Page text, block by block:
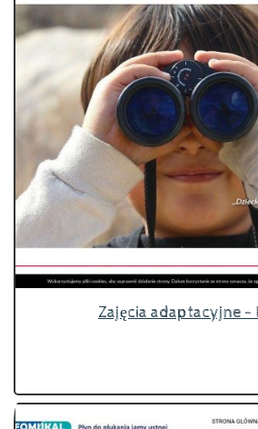
Zajęcia adaptacyjne -